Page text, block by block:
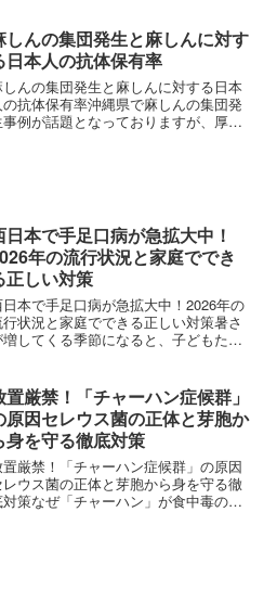
感染が発生しました。18歳の高校生と
歳の大学生が亡くな...
しんの集団発生と麻しんに対す
日本人の抗体保有率
しんの集団発生と麻しんに対する日本
の抗体保有率沖縄県で麻しんの集団発
例が話題となっておりますが、厚生
日本で手足口病が急拡大中！
年の流行状況と家庭ででき
正しい対策
本で手足口病が急拡大中！2026年の
状況と家庭でできる正しい対策暑さ
してくる季節になると、子どもたち
てあしくちびょう）」です。2026年、
手足口病が西日...
置厳禁！「チャーハン症候群」
原因セレウス菌の正体と芽胞か
身を守る徹底対策
厳禁！「チャーハン症候群」の原因
レウス菌の正体と芽胞から身を守る徹
対策なぜ「チャーハン」が食中毒の原